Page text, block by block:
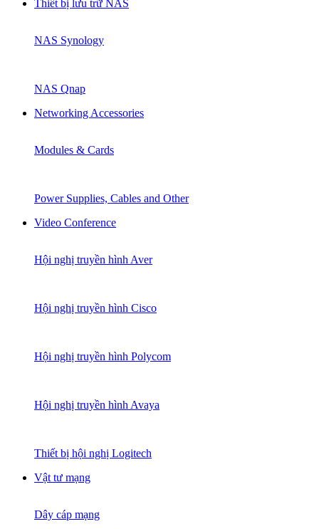
Thiết bị lưu trữ NAS
NAS Synology
NAS Qnap
Networking Accessories
Modules & Cards
Power Supplies, Cables and Other
Video Conference
Hội nghị truyền hình Aver
Hội nghị truyền hình Cisco
Hội nghị truyền hình Polycom
Hội nghị truyền hình Avaya
Thiết bị hội nghị Logitech
Vật tư mạng
Dây cáp mạng